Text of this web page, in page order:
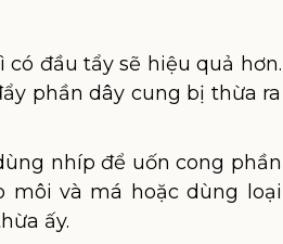
có đầu tẩy sẽ hiệu quả hơn.
phần dây cung bị thừa ra
nhíp để uốn cong phần
môi và má hoặc dùng loại
ấy.